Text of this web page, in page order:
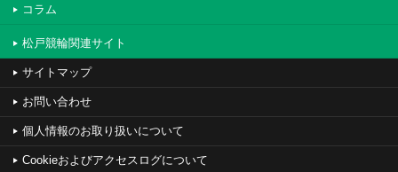
コラム
松戸競輪関連サイト
サイトマップ
お問い合わせ
個人情報のお取り扱いについて
Cookieおよびアクセスログについて